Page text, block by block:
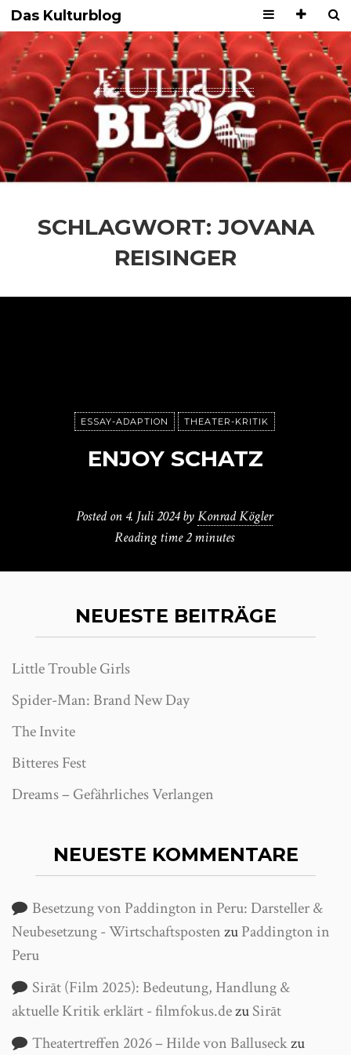
Das Kulturblog
SCHLAGWORT: JOVANA
REISINGER
ESSAY-ADAPTION THEATER-KRITIK
ENJOY SCHATZ
Posted on 4. Juli 2024 byKonrad Kögler
Reading time2 minutes
NEUESTE BEITRÄGE
Little Trouble Girls
Spider-Man: Brand New Day
The Invite
Bitteres Fest
Dreams – Gefährliches Verlangen
NEUESTE KOMMENTARE
Besetzung von Paddington in Peru: Darsteller &
Neubesetzung - WirtschaftspostenzuPaddington in
Peru
Sirāt (Film 2025): Bedeutung, Handlung &
aktuelle Kritik erklärt - filmfokus.dezuSirāt
Theatertreffen 2026 – Hilde von Balluseckzu